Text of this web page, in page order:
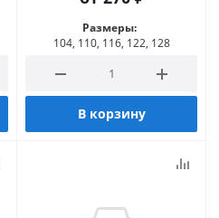
Размеры:
104, 110, 116, 122, 128
В корзину